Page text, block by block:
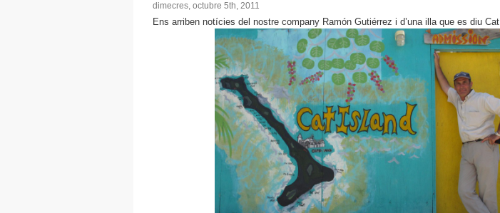
dimecres, octubre 5th, 2011
Ens arriben notícies del nostre company Ramón Gutiérrez i d’una illa que es diu